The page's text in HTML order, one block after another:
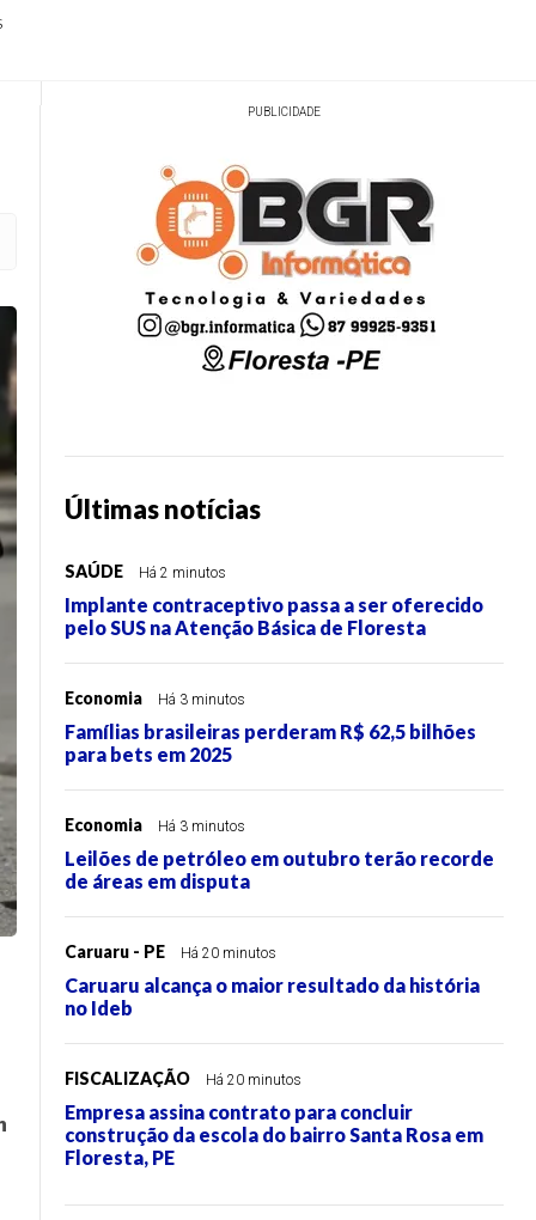
PUBLICIDADE
Últimas notícias
SAÚDE Há 2 minutos
Implante contraceptivo passa a ser oferecido
pelo SUS na Atenção Básica de Floresta
Economia Há 3 minutos
Famílias brasileiras perderam R$ 62,5 bilhões
para bets em 2025
Economia Há 3 minutos
Leilões de petróleo em outubro terão recorde
de áreas em disputa
Caruaru - PE Há 20 minutos
Caruaru alcança o maior resultado da história
no Ideb
FISCALIZAÇÃO Há 20 minutos
Empresa assina contrato para concluir
construção da escola do bairro Santa Rosa em
Floresta, PE